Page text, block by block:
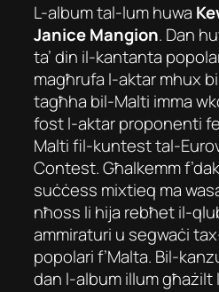
L-album tal-lum huwa
Janice Mangion. Dan
ta’ din il-kantanta
magħrufa l-aktar mhux
tagħha bil-Malti imma
fost l-aktar proponenti
Malti fil-kuntest tal-
Contest. Għalkemm
suċċess mixtieq ma
nħoss li hija rebħet il-
ammiraturi u segwaċi
popolari f’Malta. Bil-
dan l-album illum għażilt